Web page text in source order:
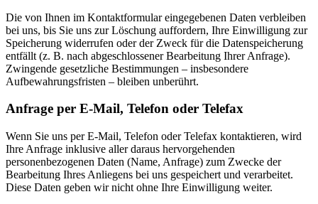
Die von Ihnen im Kontaktformular eingegebenen Daten verbleiben
bei uns, bis Sie uns zur Löschung auffordern, Ihre Einwilligung zur
Speicherung widerrufen oder der Zweck für die Datenspeicherung
entfällt (z. B. nach abgeschlossener Bearbeitung Ihrer Anfrage).
Zwingende gesetzliche Bestimmungen – insbesondere
Aufbewahrungsfristen – bleiben unberührt.
Anfrage per E-Mail, Telefon oder Telefax
Wenn Sie uns per E-Mail, Telefon oder Telefax kontaktieren, wird
Ihre Anfrage inklusive aller daraus hervorgehenden
personenbezogenen Daten (Name, Anfrage) zum Zwecke der
Bearbeitung Ihres Anliegens bei uns gespeichert und verarbeitet.
Diese Daten geben wir nicht ohne Ihre Einwilligung weiter.